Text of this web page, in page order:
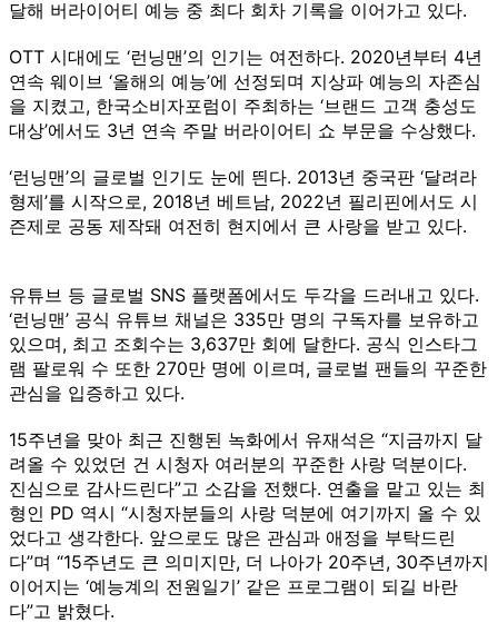
달해 버라이어티 예능 중 최다 회차 기록을 이어가고 있다.
OTT 시대에도 ‘런닝맨’의 인기는 여전하다. 2020년부터 4년
연속 웨이브 ‘올해의 예능’에 선정되며 지상파 예능의 자존심
을 지켰고, 한국소비자포럼이 주최하는 ‘브랜드 고객 충성도
대상’에서도 3년 연속 주말 버라이어티 쇼 부문을 수상했다.
‘런닝맨’의 글로벌 인기도 눈에 띈다. 2013년 중국판 ‘달려라
형제’를 시작으로, 2018년 베트남, 2022년 필리핀에서도 시
즌제로 공동 제작돼 여전히 현지에서 큰 사랑을 받고 있다.
유튜브 등 글로벌 SNS 플랫폼에서도 두각을 드러내고 있다.
‘런닝맨’ 공식 유튜브 채널은 335만 명의 구독자를 보유하고
있으며, 최고 조회수는 3,637만 회에 달한다. 공식 인스타그
램 팔로워 수 또한 270만 명에 이르며, 글로벌 팬들의 꾸준한
관심을 입증하고 있다.
15주년을 맞아 최근 진행된 녹화에서 유재석은 “지금까지 달
려올 수 있었던 건 시청자 여러분의 꾸준한 사랑 덕분이다.
진심으로 감사드린다”고 소감을 전했다. 연출을 맡고 있는 최
형인 PD 역시 “시청자분들의 사랑 덕분에 여기까지 올 수 있
었다고 생각한다. 앞으로도 많은 관심과 애정을 부탁드린
다”며 “15주년도 큰 의미지만, 더 나아가 20주년, 30주년까지
이어지는 ‘예능계의 전원일기’ 같은 프로그램이 되길 바란
다”고 밝혔다.